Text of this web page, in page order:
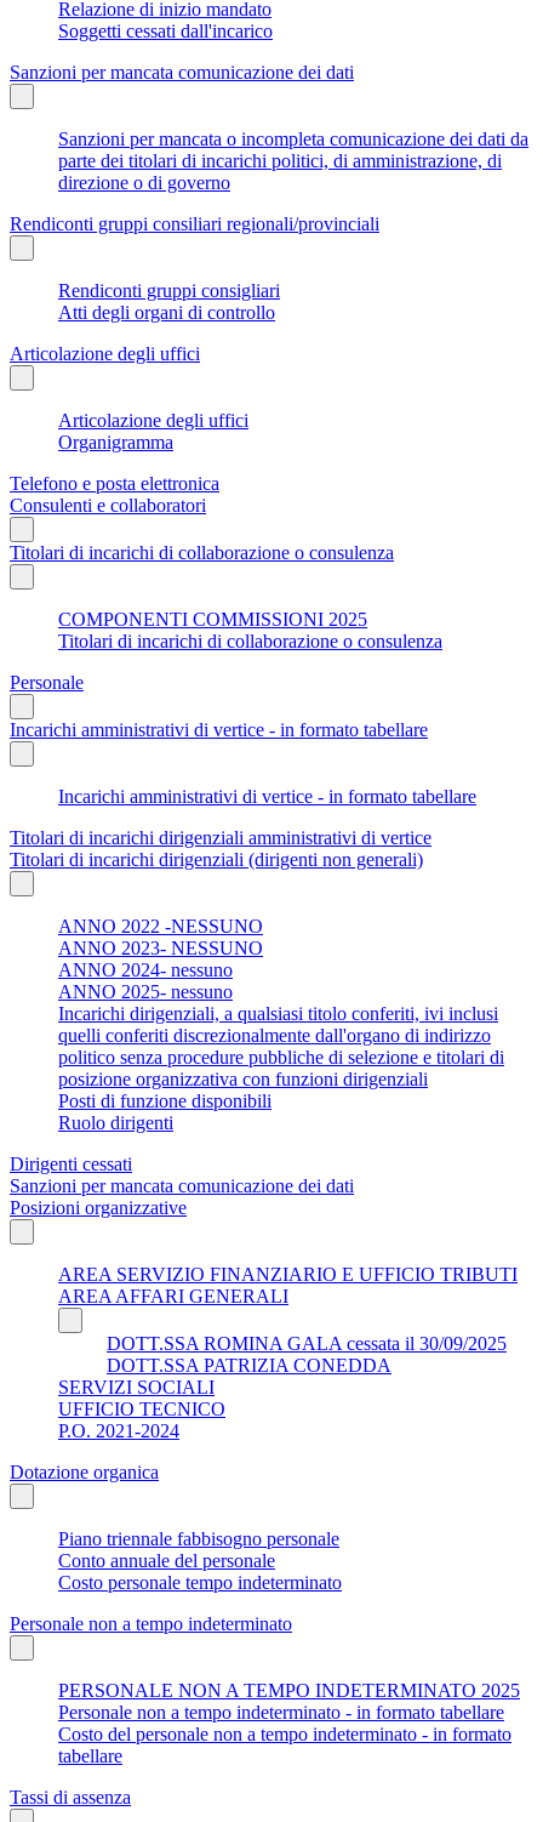
Relazione di inizio mandato
Soggetti cessati dall'incarico
Sanzioni per mancata comunicazione dei dati
Sanzioni per mancata o incompleta comunicazione dei dati da
parte dei titolari di incarichi politici, di amministrazione, di
direzione o di governo
Rendiconti gruppi consiliari regionali/provinciali
Rendiconti gruppi consigliari
Atti degli organi di controllo
Articolazione degli uffici
Articolazione degli uffici
Organigramma
Telefono e posta elettronica
Consulenti e collaboratori
Titolari di incarichi di collaborazione o consulenza
COMPONENTI COMMISSIONI 2025
Titolari di incarichi di collaborazione o consulenza
Personale
Incarichi amministrativi di vertice - in formato tabellare
Incarichi amministrativi di vertice - in formato tabellare
Titolari di incarichi dirigenziali amministrativi di vertice
Titolari di incarichi dirigenziali (dirigenti non generali)
ANNO 2022 -NESSUNO
ANNO 2023- NESSUNO
ANNO 2024- nessuno
ANNO 2025- nessuno
Incarichi dirigenziali, a qualsiasi titolo conferiti, ivi inclusi
quelli conferiti discrezionalmente dall'organo di indirizzo
politico senza procedure pubbliche di selezione e titolari di
posizione organizzativa con funzioni dirigenziali
Posti di funzione disponibili
Ruolo dirigenti
Dirigenti cessati
Sanzioni per mancata comunicazione dei dati
Posizioni organizzative
AREA SERVIZIO FINANZIARIO E UFFICIO TRIBUTI
AREA AFFARI GENERALI
DOTT.SSA ROMINA GALA cessata il 30/09/2025
DOTT.SSA PATRIZIA CONEDDA
SERVIZI SOCIALI
UFFICIO TECNICO
P.O. 2021-2024
Dotazione organica
Piano triennale fabbisogno personale
Conto annuale del personale
Costo personale tempo indeterminato
Personale non a tempo indeterminato
PERSONALE NON A TEMPO INDETERMINATO 2025
Personale non a tempo indeterminato - in formato tabellare
Costo del personale non a tempo indeterminato - in formato
tabellare
Tassi di assenza